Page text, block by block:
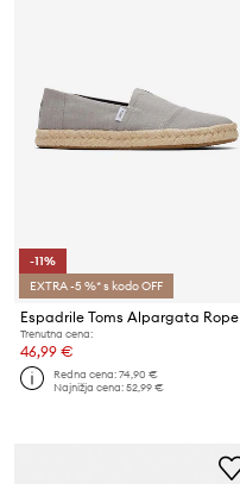
-11%
EXTRA -5 %* s kodo OFF
Espadrile Toms Alpargata Rope
Trenutna cena:
46,99 €
Redna cena:74,90 €
Najnižja cena:52,99 €